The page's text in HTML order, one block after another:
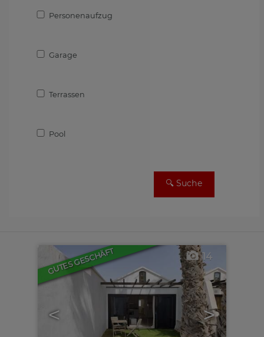
Personenaufzug
Garage
Terrassen
Pool
GUTES GESCHÄFT
< >
14